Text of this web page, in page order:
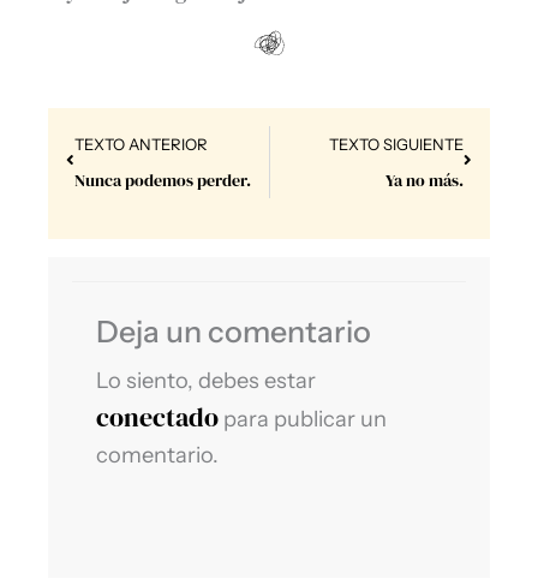
Prev
TEXTO ANTERIOR
Nunca podemos perder.
TEXTO SIGUIENTE
Ya no más.
Next
Deja un comentario
Lo siento, debes estar
conectado para publicar un
comentario.